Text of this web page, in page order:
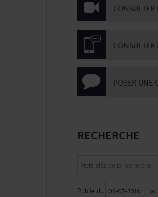
POSER UNE
RECHERCHE
Publié du
au